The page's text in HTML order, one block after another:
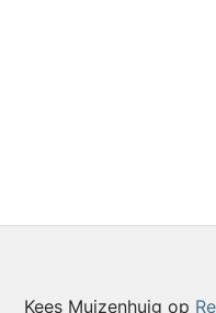
Kees Muizenhuig op